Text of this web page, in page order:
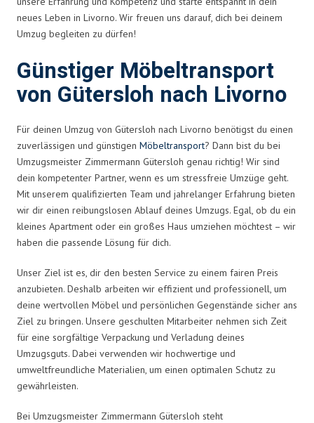
neues Leben in Livorno. Wir freuen uns darauf, dich bei deinem
Umzug begleiten zu dürfen!
Günstiger Möbeltransport
von Gütersloh nach Livorno
Für deinen Umzug von Gütersloh nach Livorno benötigst du einen
zuverlässigen und günstigen Möbeltransport? Dann bist du bei
Umzugsmeister Zimmermann Gütersloh genau richtig! Wir sind
dein kompetenter Partner, wenn es um stressfreie Umzüge geht.
Mit unserem qualifizierten Team und jahrelanger Erfahrung bieten
wir dir einen reibungslosen Ablauf deines Umzugs. Egal, ob du ein
kleines Apartment oder ein großes Haus umziehen möchtest – wir
haben die passende Lösung für dich.
Unser Ziel ist es, dir den besten Service zu einem fairen Preis
anzubieten. Deshalb arbeiten wir effizient und professionell, um
deine wertvollen Möbel und persönlichen Gegenstände sicher ans
Ziel zu bringen. Unsere geschulten Mitarbeiter nehmen sich Zeit
für eine sorgfältige Verpackung und Verladung deines
Umzugsguts. Dabei verwenden wir hochwertige und
umweltfreundliche Materialien, um einen optimalen Schutz zu
gewährleisten.
Bei Umzugsmeister Zimmermann Gütersloh steht